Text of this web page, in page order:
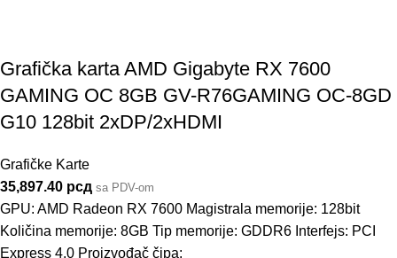
Grafička karta AMD Gigabyte RX 7600
GAMING OC 8GB GV-R76GAMING OC-8GD
G10 128bit 2xDP/2xHDMI
Grafičke Karte
35,897.40 рсд sa PDV-om
GPU: AMD Radeon RX 7600 Magistrala memorije: 128bit
Količina memorije: 8GB Tip memorije: GDDR6 Interfejs: PCI
Express 4.0 Proizvođač čipa: